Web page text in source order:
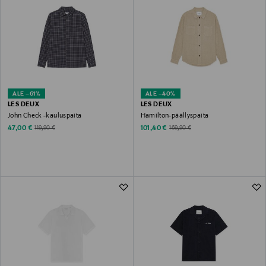
ALE –61%
LES DEUX
John Check -kauluspaita
Discounted Price
47,00 € Original Price
119,90 €
ALE –40%
LES DEUX
Hamilton-päällyspaita
Discounted Price
101,40 € Original Price
169,90 €